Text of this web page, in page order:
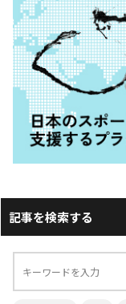
記事を検索する